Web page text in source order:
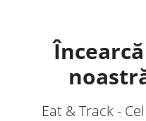
Eat & Track -